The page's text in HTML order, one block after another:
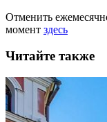
Отменить
момент здесь
Читайте также